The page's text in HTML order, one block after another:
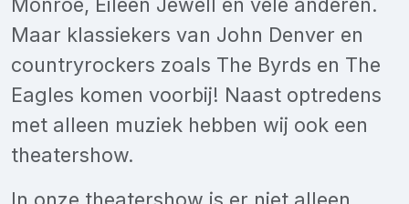
Monroe, Eileen Jewell en vele anderen.
Maar klassiekers van John Denver en
countryrockers zoals The Byrds en The
Eagles komen voorbij! Naast optredens
met alleen muziek hebben wij ook een
theatershow.